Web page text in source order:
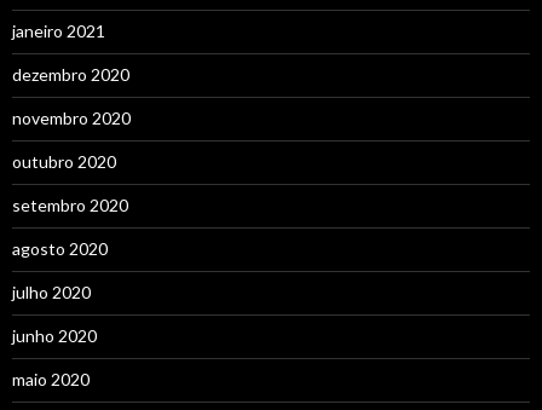
janeiro 2021
dezembro 2020
novembro 2020
outubro 2020
setembro 2020
agosto 2020
julho 2020
junho 2020
maio 2020